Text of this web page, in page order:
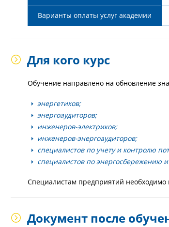
Варианты оплаты услуг академии
Для кого курс
Обучение направлено на обновление
энергетиков;
энергоаудиторов;
инженеров-электриков;
инженеров-энергоаудиторов;
специалистов по учету и контролю
специалистов по энергосбережению
Специалистам предприятий
Документ после